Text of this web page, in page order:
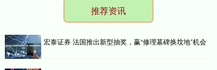
推荐资讯
宏泰证券 法国推出新型抽奖，赢“修理墓碑换坟地”机会